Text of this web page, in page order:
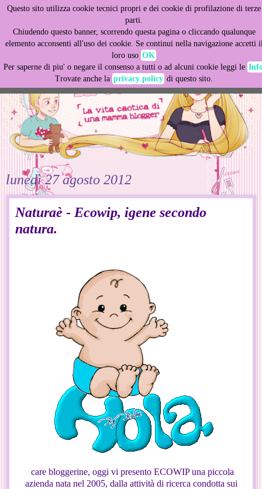
Questo sito utilizza cookie tecnici propri e dei cookie di profilazione di terze
parti.
Chiudendo questo banner, scorrendo questa pagina o cliccando qualunque
elemento acconsenti all'uso dei cookie. Se continui nella navigazione accetti
loro uso OK
Per saperne di piu' o negare il consenso a tutti o ad alcuni cookie leggi le
Trovate anche la privacy policy di questo sito.
lunedì 27 agosto 2012
Naturaè - Ecowip, igene secondo
natura.
care bloggerine, oggi vi presento ECOWIP una piccola
azienda nata nel 2005, dalla attività di ricerca condotta sui
This site uses cookies from Google to deliver its services
and to analyze traffic. Your IP address and user-agent are
shared with Google along with performance and security
metrics to ensure quality of service, generate usage
statistics, and to detect and address abuse.
LEARN MORE GOT IT